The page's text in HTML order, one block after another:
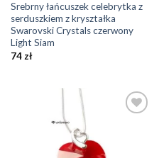
Srebrny łańcuszek celebrytka z
serduszkiem z kryształka
Swarovski Crystals czerwony
Light Siam
74 zł